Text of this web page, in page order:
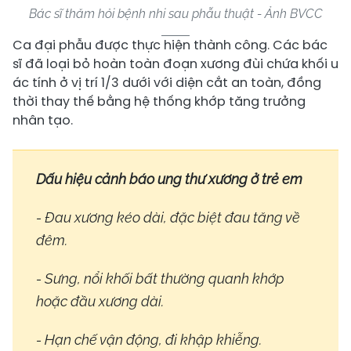
Bác sĩ thăm hỏi bệnh nhi sau phẫu thuật - Ảnh BVCC
Ca đại phẫu được thực hiện thành công. Các bác
sĩ đã loại bỏ hoàn toàn đoạn xương đùi chứa khối u
ác tính ở vị trí 1/3 dưới với diện cắt an toàn, đồng
thời thay thế bằng hệ thống khớp tăng trưởng
nhân tạo.
Dấu hiệu cảnh báo ung thư xương ở trẻ em
- Đau xương kéo dài, đặc biệt đau tăng về
đêm.
- Sưng, nổi khối bất thường quanh khớp
hoặc đầu xương dài.
- Hạn chế vận động, đi khập khiễng.